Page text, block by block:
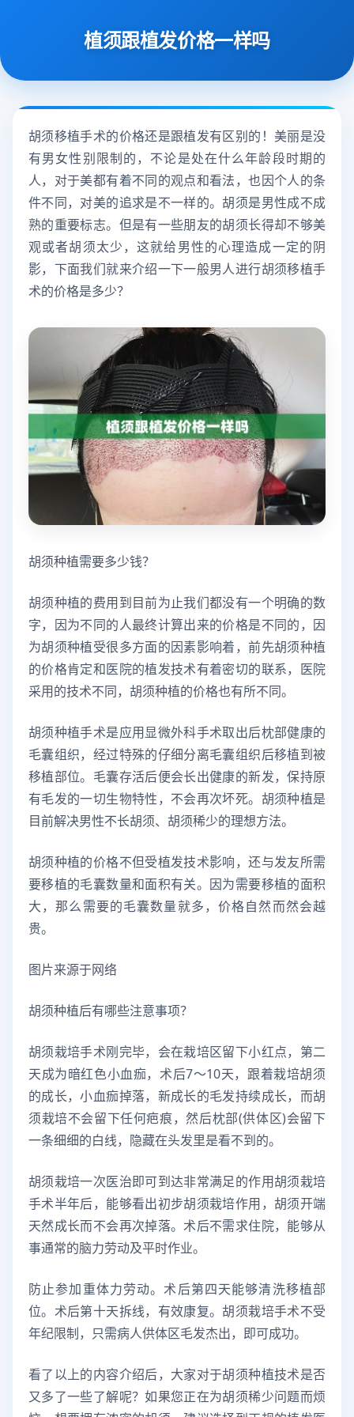
植须跟植发价格一样吗
胡须移植手术的价格还是跟植发有区别的！美丽是没
有男女性别限制的，不论是处在什么年龄段时期的
人，对于美都有着不同的观点和看法，也因个人的条
件不同，对美的追求是不一样的。胡须是男性成不成
熟的重要标志。但是有一些朋友的胡须长得却不够美
观或者胡须太少，这就给男性的心理造成一定的阴
影，下面我们就来介绍一下一般男人进行胡须移植手
术的价格是多少？
胡须种植需要多少钱？
胡须种植的费用到目前为止我们都没有一个明确的数
字，因为不同的人最终计算出来的价格是不同的，因
为胡须种植受很多方面的因素影响着，前先胡须种植
的价格肯定和医院的植发技术有着密切的联系，医院
采用的技术不同，胡须种植的价格也有所不同。
胡须种植手术是应用显微外科手术取出后枕部健康的
毛囊组织，经过特殊的仔细分离毛囊组织后移植到被
移植部位。毛囊存活后便会长出健康的新发，保持原
有毛发的一切生物特性，不会再次坏死。胡须种植是
目前解决男性不长胡须、胡须稀少的理想方法。
胡须种植的价格不但受植发技术影响，还与发友所需
要移植的毛囊数量和面积有关。因为需要移植的面积
大，那么需要的毛囊数量就多，价格自然而然会越
贵。
图片来源于网络
胡须种植后有哪些注意事项？
胡须栽培手术刚完毕，会在栽培区留下小红点，第二
天成为暗红色小血痂，术后7～10天，跟着栽培胡须
的成长，小血痂掉落，新成长的毛发持续成长，而胡
须栽培不会留下任何疤痕，然后枕部(供体区)会留下
一条细细的白线，隐藏在头发里是看不到的。
胡须栽培一次医治即可到达非常满足的作用胡须栽培
手术半年后，能够看出初步胡须栽培作用，胡须开端
天然成长而不会再次掉落。术后不需求住院，能够从
事通常的脑力劳动及平时作业。
防止参加重体力劳动。术后第四天能够清洗移植部
位。术后第十天拆线，有效康复。胡须栽培手术不受
年纪限制，只需病人供体区毛发杰出，即可成功。
看了以上的内容介绍后，大家对于胡须种植技术是否
又多了一些了解呢？如果您正在为胡须稀少问题而烦